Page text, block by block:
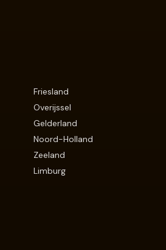
Friesland
Overijssel
Gelderland
Noord-Holland
Zeeland
Limburg